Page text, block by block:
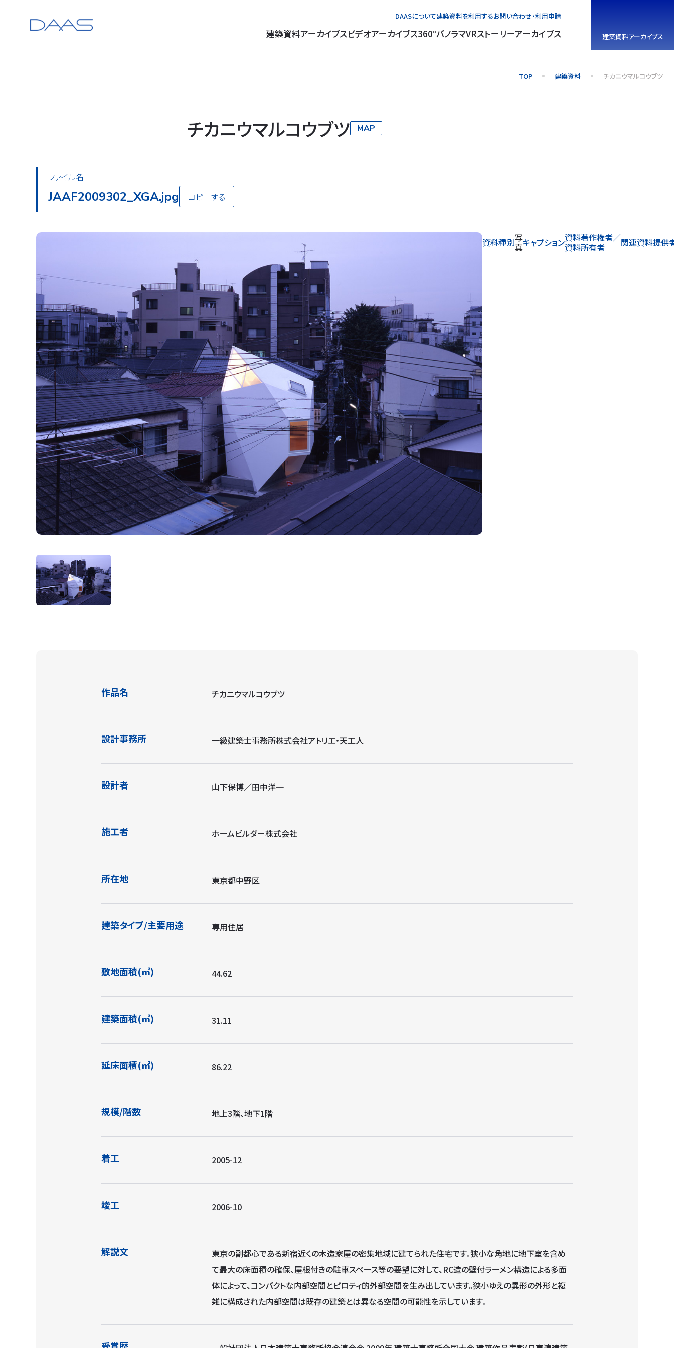
DAASについて建築資料を利用するお問い合わせ・利用申請
建築資料アーカイブスビデオアーカイブス360°パノラマVRストーリーアーカイブス 建築資料アーカイブス
TOP 建築資料 チカニウマルコウブツ
チカニウマルコウブツ MAP
ファイル名
JAAF2009302_XGA.jpg コピーする
資料種別写
真キャプション資料著作権者／
資料所有者
関連資料提供
作品名 チカニウマルコウブツ
設計事務所 一級建築士事務所株式会社アトリエ・天工人
設計者 山下保博／田中洋一
施工者 ホームビルダー株式会社
所在地 東京都中野区
建築タイプ/主要用途 専用住居
敷地面積(㎡) 44.62
建築面積(㎡) 31.11
延床面積(㎡) 86.22
規模/階数 地上3階、地下1階
着工 2005-12
竣工 2006-10
解説文
東京の副都心である新宿近くの木造家屋の密集地域に建てられた住宅です。狭小な角地に地下室を含め
て最大の床面積の確保、屋根付きの駐車スペース等の要望に対して、RC造の壁付ラーメン構造による多面
体によって、コンパクトな内部空間とピロティ的外部空間を生み出しています。狭小ゆえの異形の外形と複
雑に構成された内部空間は既存の建築とは異なる空間の可能性を示しています。